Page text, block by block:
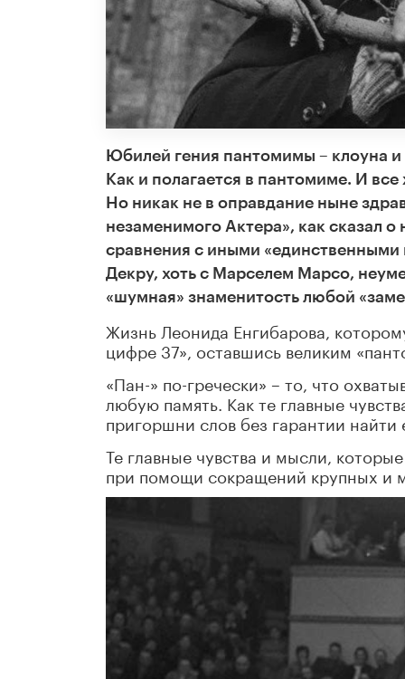
Юбилей гения пантомимы – клоуна
Как и полагается в пантомиме. И
Но никак не в оправдание ныне
незаменимого Актера», как сказал
сравнения с иными
Декру, хоть с Марселем Марсо,
«шумная» знаменитость любой
Жизнь Леонида Енгибарова,
цифре 37», оставшись великим
«Пан-» по-гречески» – то, что
любую память. Как те главные
пригоршни слов без гарантии найти
Те главные чувства и мысли,
при помощи сокращений крупных и